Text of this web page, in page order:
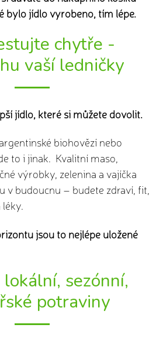
bylo jídlo vyrobeno, tím lépe.
chytře -
vaší ledničky
jídlo, které si můžete dovolit.
biohovězí nebo
to i jinak. Kvalitní maso,
výrobky, zelenina a vajíčka
v budoucnu – budete zdraví, fit,
jsou to nejlépe uložené
sezónní,
potraviny